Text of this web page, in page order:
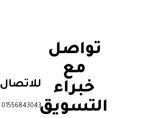
تواصل
مع
خبراء
التسويق
للاتصال
01556843043